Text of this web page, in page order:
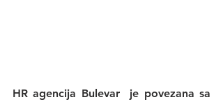
HR agencija Bulevar
  je povezana sa